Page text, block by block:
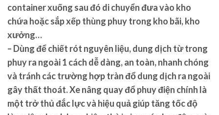
container xuống sau đó di chuyển đưa vào kho
chứa hoặc sắp xếp thùng phuy trong kho bãi, kho
xưởng…
– Dùng để chiết rót nguyên liệu, dung dịch từ trong
phuy ra ngoài 1 cách dễ dàng, an toàn, nhanh chóng
và tránh các trường hợp tràn đổ dung dịch ra ngoài
gây thất thoát. Xe nâng quay đổ phuy điện chính là
một trở thủ đắc lực và hiệu quả giúp tăng tốc độ